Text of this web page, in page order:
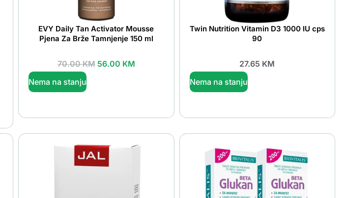
EVY Daily Tan Activator Mousse
Pjena Za Brže Tamnjenje 150 ml
70.00KM 56.00 KM
Nema na stanju
Twin Nutrition Vitamin D3 1000 IU cps
90
27.65 KM
Nema na stanju